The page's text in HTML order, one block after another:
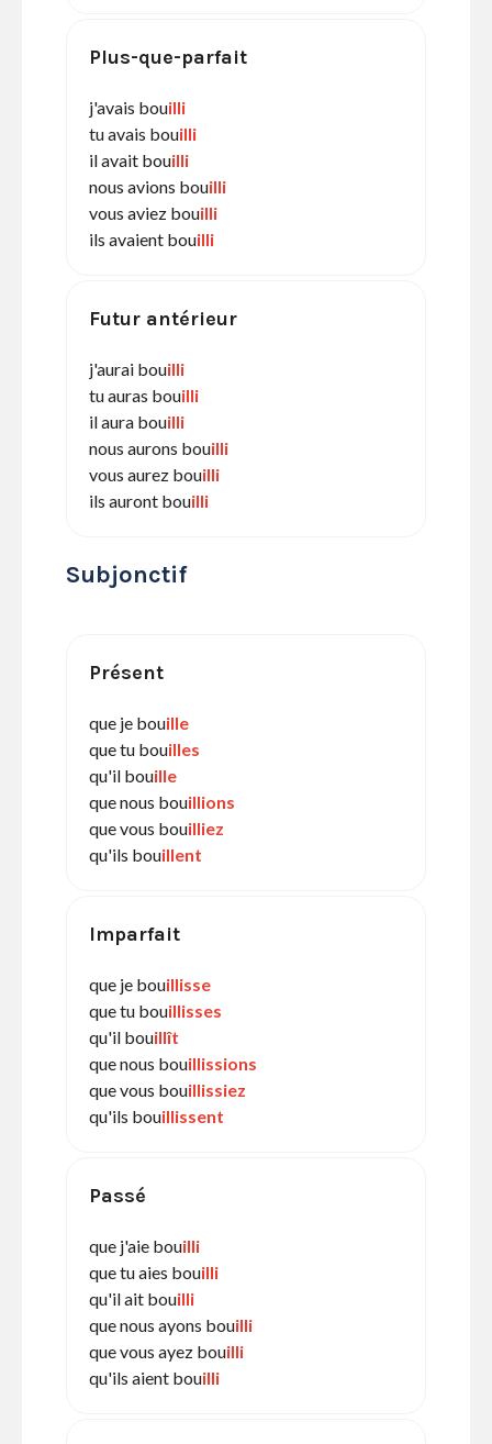
Plus-que-parfait
j'avais bouilli
tu avais bouilli
il avait bouilli
nous avions bouilli
vous aviez bouilli
ils avaient bouilli
Futur antérieur
j'aurai bouilli
tu auras bouilli
il aura bouilli
nous aurons bouilli
vous aurez bouilli
ils auront bouilli
Subjonctif
Présent
que je bouille
que tu bouilles
qu'il bouille
que nous bouillions
que vous bouilliez
qu'ils bouillent
Imparfait
que je bouillisse
que tu bouillisses
qu'il bouillît
que nous bouillissions
que vous bouillissiez
qu'ils bouillissent
Passé
que j'aie bouilli
que tu aies bouilli
qu'il ait bouilli
que nous ayons bouilli
que vous ayez bouilli
qu'ils aient bouilli